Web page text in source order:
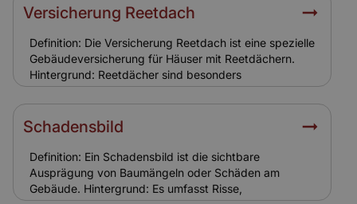
müssen sich bei Sanierungen und Neubauten daran
halten. Relevanz für Versicherung:
Gestaltungssatzungen führen zu höheren
Sanierungskosten. Versicherungen berücksichtigen
diese Auflagen bei der Kalkulation.
Versicherung Reetdach
Definition: Die Versicherung Reetdach ist eine spezielle
Gebäudeversicherung für Häuser mit Reetdächern.
Hintergrund: Reetdächer sind besonders
brandgefährdet und erfordern spezielle
Versicherungsbedingungen. Sie sind typisch für
historische Ensemble-Gebäude in Norddeutschland.
Reetdachversicherung ist notwendig, da
Standardgebäudeversicherungen oft keinen Schutz
bieten.
Schadensbild
Definition: Ein Schadensbild ist die sichtbare
Ausprägung von Baumängeln oder Schäden am
Gebäude. Hintergrund: Es umfasst Risse,